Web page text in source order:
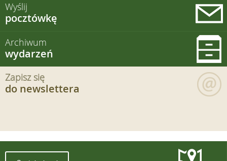
Wyślij
pocztówkę
Archiwum
wydarzeń
Zapisz się
do newslettera